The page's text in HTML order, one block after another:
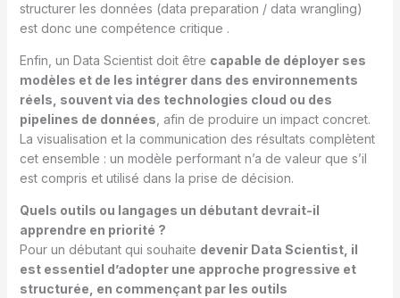
structurer les données (data preparation / data wrangling)
est donc une compétence critique .
Enfin, un Data Scientist doit être capable de déployer ses
modèles et de les intégrer dans des environnements
réels, souvent via des technologies cloud ou des
pipelines de données , afin de produire un impact concret.
La visualisation et la communication des résultats complètent
cet ensemble : un modèle performant n’a de valeur que s’il
est compris et utilisé dans la prise de décision.
Quels outils ou langages un débutant devrait-il
apprendre en priorité ?
Pour un débutant qui souhaite devenir Data Scientist, il
est essentiel d’adopter une approche progressive et
structurée, en commençant par les outils